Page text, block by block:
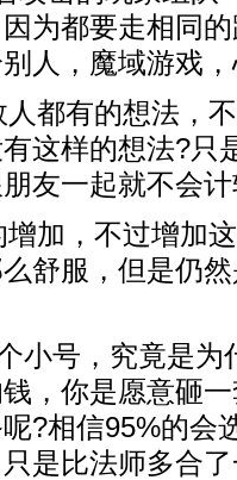
为都要走相同
人， 魔域游戏
有的想法，不
这样的想法?只
友一起就不会
，不过增加这
舒服，但是仍
号，究竟是为
，你是愿意砸
?相信95%的会
是比法师多合